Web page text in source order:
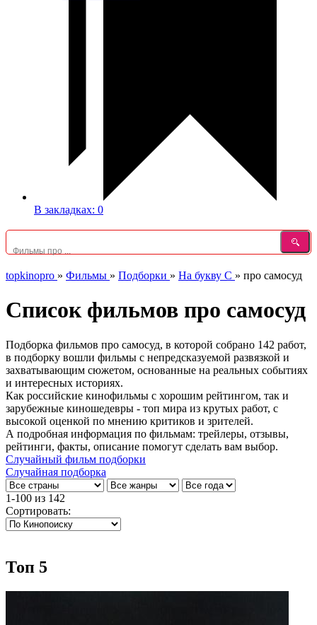
В закладках: 0
topkinopro » Фильмы » Подборки » На букву С » про самосуд
Список фильмов про самосуд
Подборка фильмов про самосуд, в которой собрано 142 работ,
в подборку вошли фильмы с непредсказуемой развязкой и
захватывающим сюжетом, основанные на реальных событиях
и интересных историях.
Как российские кинофильмы с хорошим рейтингом, так и
зарубежные киношедевры - топ мира из крутых работ, с
высокой оценкой по мнению критиков и зрителей.
А подробная информация по фильмам: трейлеры, отзывы,
рейтинги, факты, описание помогут сделать вам выбор.
Случайный фильм подборки
Случайная подборка
1-100 из 142
Сортировать:
Топ 5